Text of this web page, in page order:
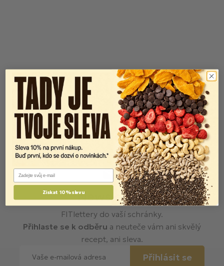
Newsletter
FITlettery do vaší schránky.
Přihlaste se k odběru a neuteče vám ani skvělý
recept, ani sleva.
Přihlásit se
Email
Získat 10% slevu